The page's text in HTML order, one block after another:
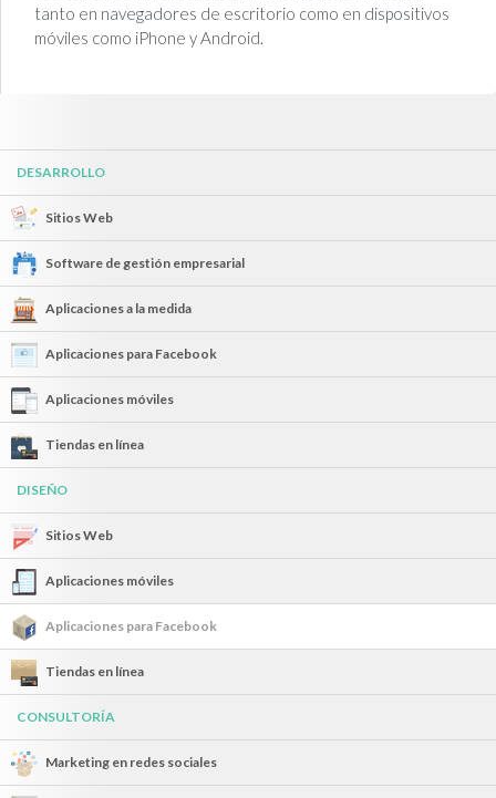
tanto en navegadores de escritorio como en dispositivos
móviles como iPhone y Android.
DESARROLLO
Sitios Web
Software de gestión empresarial
Aplicaciones a la medida
Aplicaciones para Facebook
Aplicaciones móviles
Tiendas en línea
DISEÑO
Sitios Web
Aplicaciones móviles
Aplicaciones para Facebook
Tiendas en línea
CONSULTORÍA
Marketing en redes sociales